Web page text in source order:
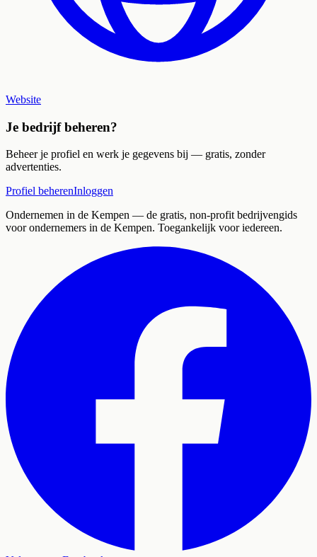
Website
Je bedrijf beheren?
Beheer je profiel en werk je gegevens bij — gratis, zonder
advertenties.
Profiel beherenInloggen
Ondernemen in de Kempen — de gratis, non-profit bedrijvengids
voor ondernemers in de Kempen. Toegankelijk voor iedereen.